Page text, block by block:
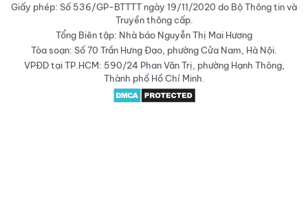
Giấy phép: Số 536/GP-BTTTT ngày 19/11/2020 do Bộ Thông tin và
Truyền thông cấp.
Tổng Biên tập: Nhà báo Nguyễn Thị Mai Hương
Tòa soạn: Số 70 Trần Hưng Đạo, phường Cửa Nam, Hà Nội.
VPĐD tại TP.HCM: 590/24 Phan Văn Trị, phường Hạnh Thông,
Thành phố Hồ Chí Minh.